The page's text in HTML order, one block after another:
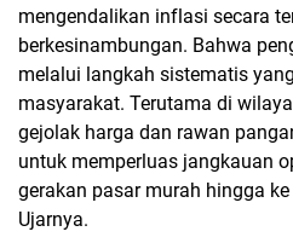
mengendalikan inflasi secara
berkesinambungan. Bahwa
melalui langkah sistematis
masyarakat. Terutama di
gejolak harga dan rawan
untuk memperluas jangkauan
gerakan pasar murah hingga ke
Ujarnya.